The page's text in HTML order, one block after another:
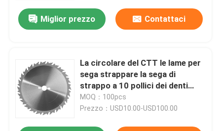
Giro della fabbrica
Contattici
Richieda una citazione
Miglior prezzo Contattaci
La circolare del CTT le lame per
sega strappare la sega di
strappo a 10 pollici dei denti
della lama ATB
MOQ：100pcs
Prezzo：USD10.00-USD100.00